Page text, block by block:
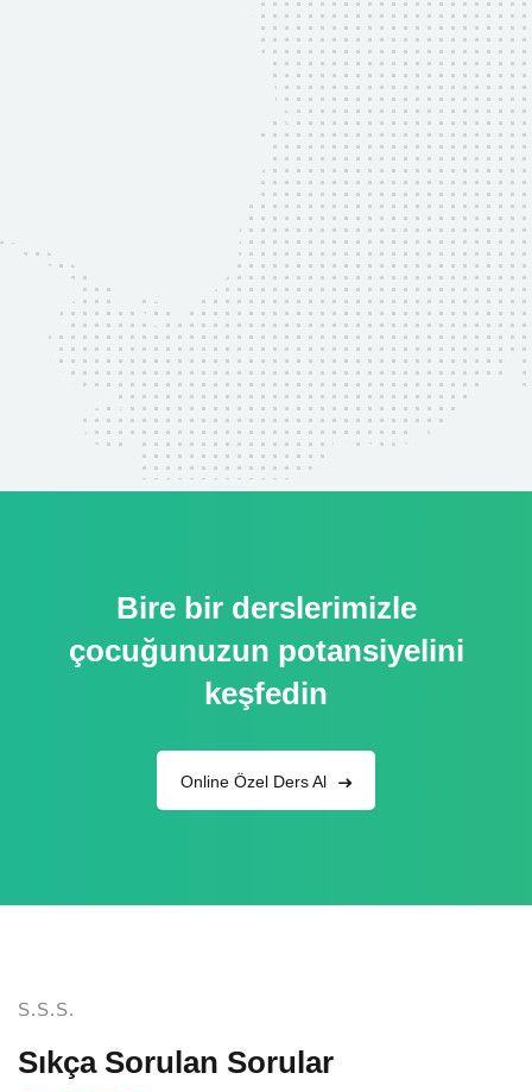
Bire bir derslerimizle
çocuğunuzun potansiyelini
keşfedin
Online Özel Ders Al
S.S.S.
Sıkça Sorulan Sorular